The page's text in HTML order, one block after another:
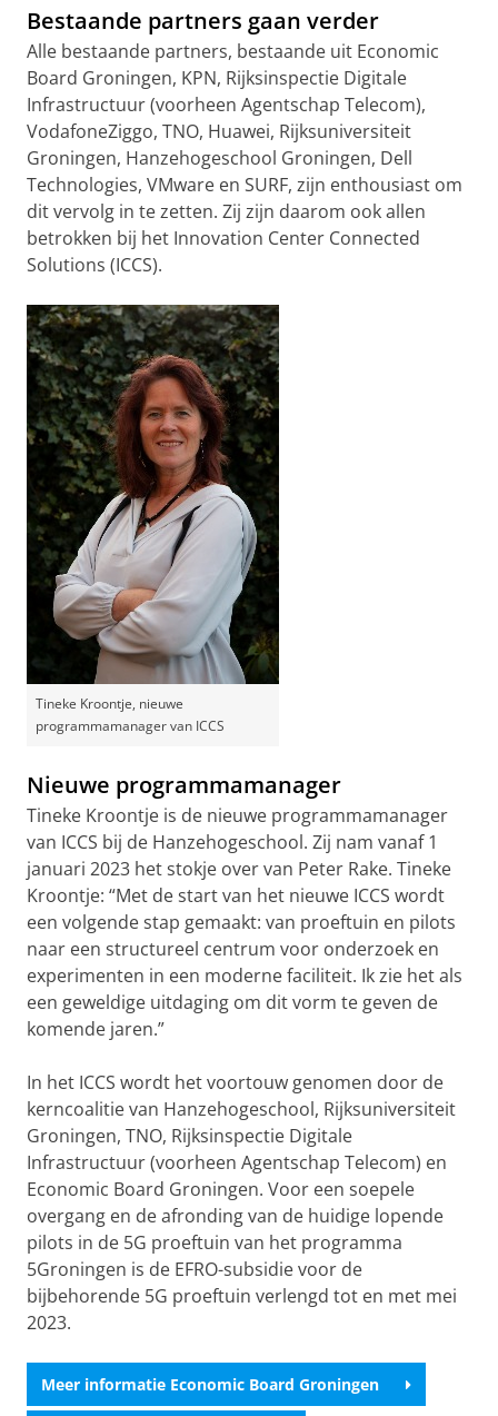
Bestaande partners gaan verder
Alle bestaande partners, bestaande uit Economic
Board Groningen, KPN, Rijksinspectie Digitale
Infrastructuur (voorheen Agentschap Telecom),
VodafoneZiggo, TNO, Huawei, Rijksuniversiteit
Groningen, Hanzehogeschool Groningen, Dell
Technologies, VMware en SURF, zijn enthousiast om
dit vervolg in te zetten. Zij zijn daarom ook allen
betrokken bij het Innovation Center Connected
Solutions (ICCS).
Tineke Kroontje, nieuwe
programmamanager van ICCS
Nieuwe programmamanager
Tineke Kroontje is de nieuwe programmamanager
van ICCS bij de Hanzehogeschool. Zij nam vanaf 1
januari 2023 het stokje over van Peter Rake. Tineke
Kroontje: “Met de start van het nieuwe ICCS wordt
een volgende stap gemaakt: van proeftuin en pilots
naar een structureel centrum voor onderzoek en
experimenten in een moderne faciliteit. Ik zie het als
een geweldige uitdaging om dit vorm te geven de
komende jaren.”
In het ICCS wordt het voortouw genomen door de
kerncoalitie van Hanzehogeschool, Rijksuniversiteit
Groningen, TNO, Rijksinspectie Digitale
Infrastructuur (voorheen Agentschap Telecom) en
Economic Board Groningen. Voor een soepele
overgang en de afronding van de huidige lopende
pilots in de 5G proeftuin van het programma
5Groningen is de EFRO-subsidie voor de
bijbehorende 5G proeftuin verlengd tot en met mei
2023.
Meer informatie Economic Board Groningen